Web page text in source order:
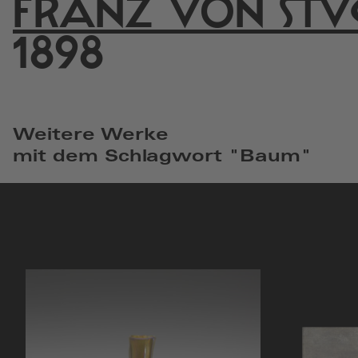
einem
neuen
FRANZ VON
1898
Weitere Werke
mit dem Schlagwort "Baum"